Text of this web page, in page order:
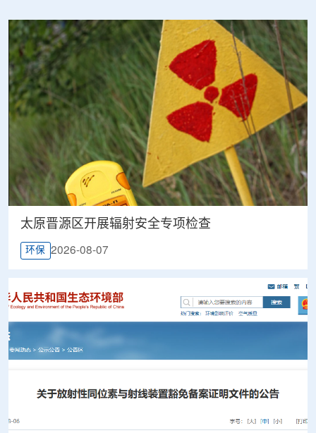
太原晋源区开展辐射安全专项检查
环保 2026-08-07